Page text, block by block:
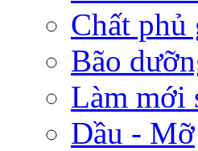
Chất phủ
Bão
Làm mới
Dầu - Mỡ